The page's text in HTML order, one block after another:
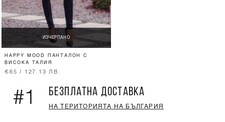
ИЗЧЕРПАНО
HAPPY MOOD ПАНТАЛОН С
ВИСОКА ТАЛИЯ
€65 / 127.13 ЛВ.
#1 БЕЗПЛАТНА ДОСТАВКА
НА ТЕРИТОРИЯТА НА БЪЛГАРИЯ